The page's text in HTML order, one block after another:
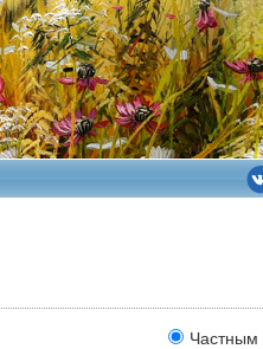
Частным